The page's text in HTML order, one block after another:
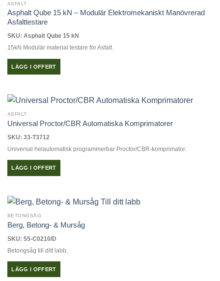
ASFALT
Asphalt Qube 15 kN – Modulär Elektromekaniskt Manövrerad
Asfalttestare
SKU: Asphalt Qube 15 kN
15kN Modulär material testare för Asfalt.
LÄGG I OFFERT
ASFALT
Universal Proctor/CBR Automatiska Komprimatorer
SKU: 33-T3712
Universal helautomatisk programmerbar Proctor/CBR-komprimator.
LÄGG I OFFERT
BETONGSÅG
Berg, Betong- & Mursåg
SKU: 55-C0210/D
Betongsåg till ditt labb.
LÄGG I OFFERT